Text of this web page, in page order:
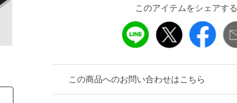
このアイテムをシェアする
この商品へのお問い合わせはこちら